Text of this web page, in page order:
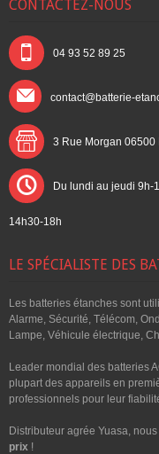
CONTACTEZ-NOUS
04 93 52 89 25
contact@batterie-
3 Rue Morgan 06500
Du lundi au jeudi 9h-
14h30-18h
LE SPÉCIALISTE DES
Les batteries étanches sont
Alarme, Sécurité, Télécom,
Lampe, Véhicule électrique,
Leader mondial des batteries
plupart des appareils en
professionnels pour leur
Distributeur agrée Yuasa,
prix !